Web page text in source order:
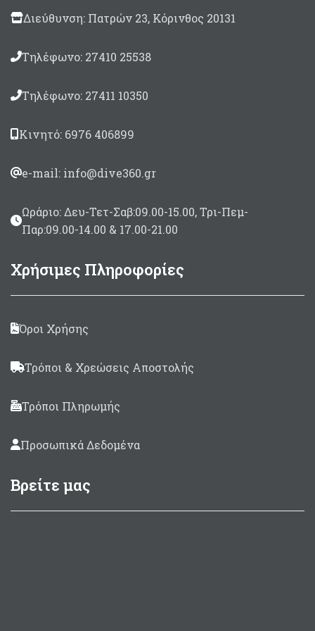
Διεύθυνση: Πατρών 23, Κόρινθος 20131
Τηλέφωνο: 27410 25538
Τηλέφωνο: 27411 10350
Κινητό: 6976 406899
e-mail: info@dive360.gr
Ωράριο: Δευ-Τετ-Σαβ:09.00-15.00, Τρι-Πεμ-
Παρ:09.00-14.00 & 17.00-21.00
Χρήσιμες Πληροφορίες
Όροι Χρήσης
Τρόποι & Χρεώσεις Αποστολής
Τρόποι Πληρωμής
Προσωπικά Δεδομένα
Βρείτε μας